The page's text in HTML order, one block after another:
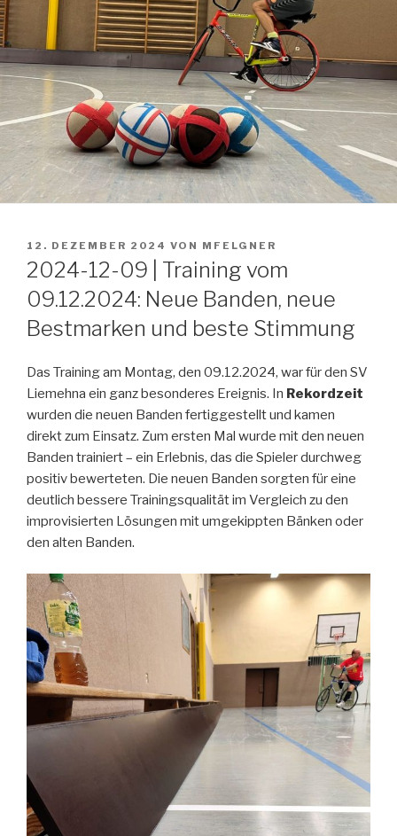
VERÖFFENTLICHT
AM
12. DEZEMBER 2024 VON MFELGNER
2024-12-09 | Training vom
09.12.2024: Neue Banden, neue
Bestmarken und beste Stimmung
Das Training am Montag, den 09.12.2024, war für den SV
Liemehna ein ganz besonderes Ereignis. In Rekordzeit
wurden die neuen Banden fertiggestellt und kamen
direkt zum Einsatz. Zum ersten Mal wurde mit den neuen
Banden trainiert – ein Erlebnis, das die Spieler durchweg
positiv bewerteten. Die neuen Banden sorgten für eine
deutlich bessere Trainingsqualität im Vergleich zu den
improvisierten Lösungen mit umgekippten Bänken oder
den alten Banden.